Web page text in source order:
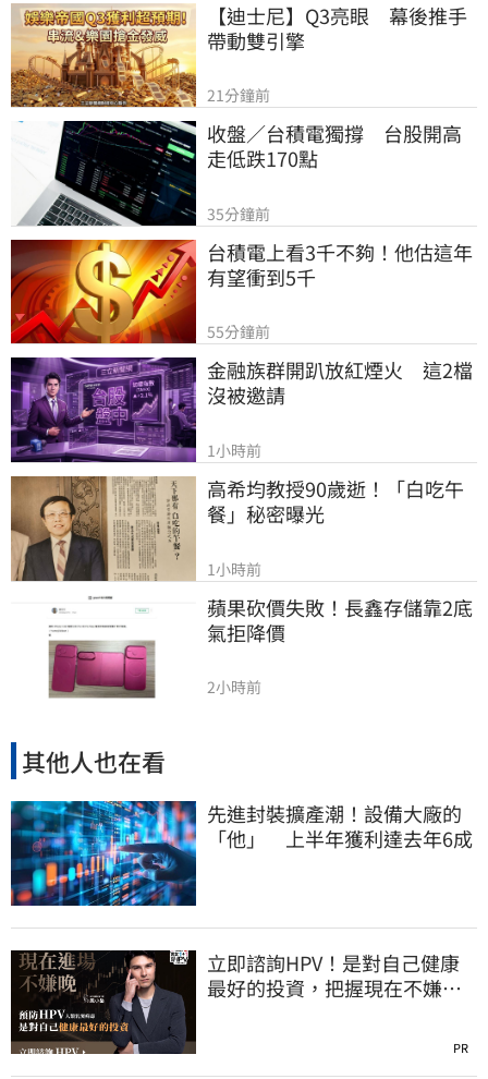
【迪士尼】Q3亮眼　幕後推手
帶動雙引擎
21分鐘前
收盤／台積電獨撐　台股開高
走低跌170點
35分鐘前
台積電上看3千不夠！他估這年
有望衝到5千
55分鐘前
金融族群開趴放紅煙火　這2檔
沒被邀請
1小時前
高希均教授90歲逝！「白吃午
餐」秘密曝光
1小時前
蘋果砍價失敗！長鑫存儲靠2底
氣拒降價
2小時前
其他人也在看
先進封裝擴產潮！設備大廠的
「他」 上半年獲利達去年6成
立即諮詢HPV！是對自己健康
最好的投資，把握現在不嫌
PR